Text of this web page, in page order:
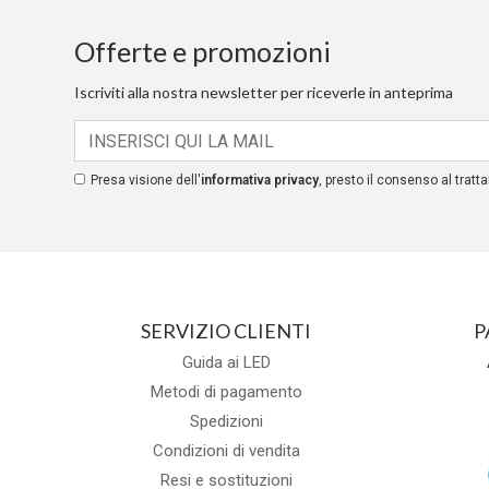
Offerte e promozioni
Iscriviti alla nostra newsletter per riceverle in anteprima
Presa visione dell'informativa privacy, presto il consenso al
SERVIZIO CLIENTI
Guida ai LED
Metodi di pagamento
Spedizioni
Condizioni di vendita
Resi e sostituzioni